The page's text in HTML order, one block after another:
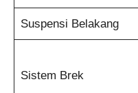
Suspensi Belakang
Sistem Brek